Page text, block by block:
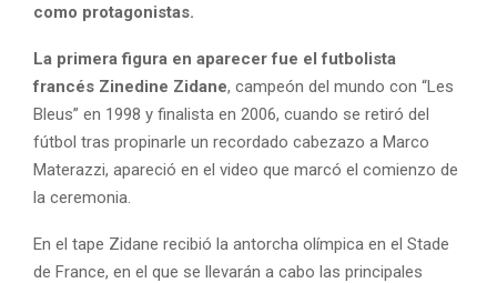
como protagonistas.
La primera figura en aparecer fue el futbolista
francés Zinedine Zidane, campeón del mundo con “Les
Bleus” en 1998 y finalista en 2006, cuando se retiró del
fútbol tras propinarle un recordado cabezazo a Marco
Materazzi, apareció en el video que marcó el comienzo de
la ceremonia.
En el tape Zidane recibió la antorcha olímpica en el Stade
de France, en el que se llevarán a cabo las principales